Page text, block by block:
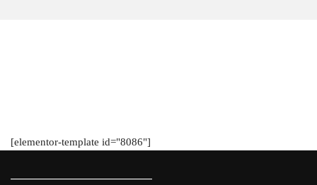
[elementor-template id="8086"]